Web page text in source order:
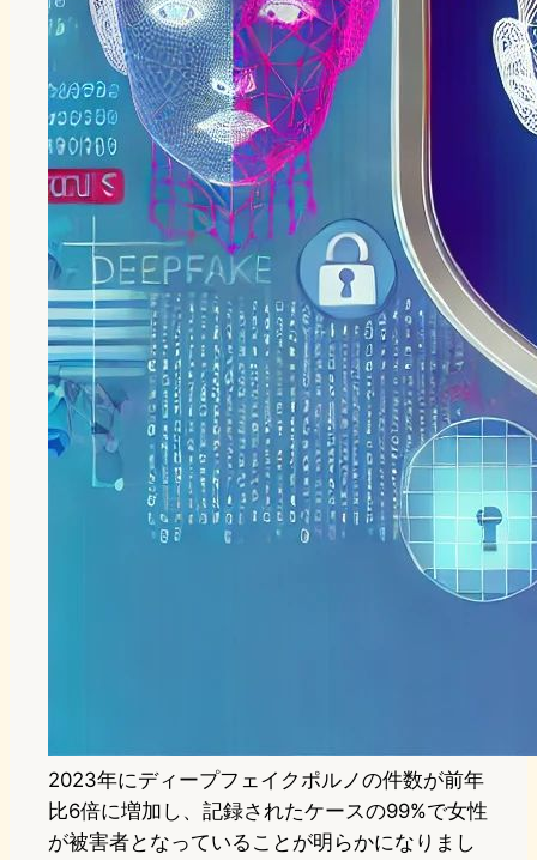
2023年にディープフェイクポルノの件数が前年
比6倍に増加し、記録されたケースの99%で女性
が被害者となっていることが明らかになりまし